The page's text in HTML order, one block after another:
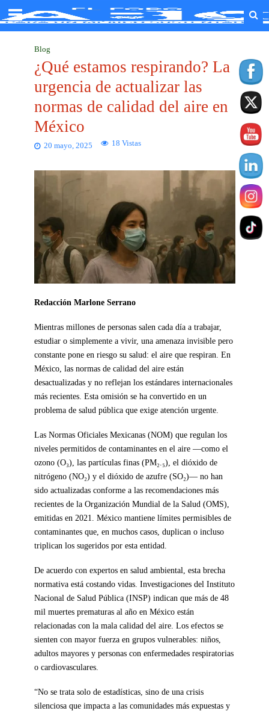
Blog
¿Qué estamos respirando? La
urgencia de actualizar las
normas de calidad del aire en
México
20 mayo, 2025 18 Vistas
Redacción Marlone Serrano
Mientras millones de personas salen cada día a trabajar,
estudiar o simplemente a vivir, una amenaza invisible pero
constante pone en riesgo su salud: el aire que respiran. En
México, las normas de calidad del aire están
desactualizadas y no reflejan los estándares internacionales
más recientes. Esta omisión se ha convertido en un
problema de salud pública que exige atención urgente.
Las Normas Oficiales Mexicanas (NOM) que regulan los
niveles permitidos de contaminantes en el aire —como el
ozono (O₃), las partículas finas (PM₂.₅), el dióxido de
nitrógeno (NO₂) y el dióxido de azufre (SO₂)— no han
sido actualizadas conforme a las recomendaciones más
recientes de la Organización Mundial de la Salud (OMS),
emitidas en 2021. México mantiene límites permisibles de
contaminantes que, en muchos casos, duplican o incluso
triplican los sugeridos por esta entidad.
De acuerdo con expertos en salud ambiental, esta brecha
normativa está costando vidas. Investigaciones del Instituto
Nacional de Salud Pública (INSP) indican que más de 48
mil muertes prematuras al año en México están
relacionadas con la mala calidad del aire. Los efectos se
sienten con mayor fuerza en grupos vulnerables: niños,
adultos mayores y personas con enfermedades respiratorias
o cardiovasculares.
“No se trata solo de estadísticas, sino de una crisis
silenciosa que impacta a las comunidades más expuestas y